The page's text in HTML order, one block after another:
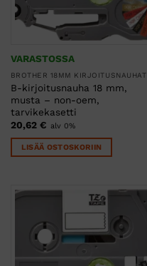
VARASTOSSA
BROTHER 18MM KIRJOITUSNAUHAT
B-kirjoitusnauha 18 mm,
musta – non-oem,
tarvikekasetti
20,62 € alv 0%
LISÄÄ OSTOSKORIIN